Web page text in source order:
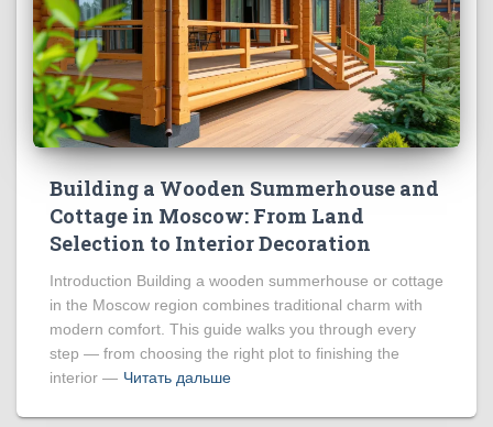
Building a Wooden Summerhouse and
Cottage in Moscow: From Land
Selection to Interior Decoration
Introduction Building a wooden summerhouse or cottage
in the Moscow region combines traditional charm with
modern comfort. This guide walks you through every
step — from choosing the right plot to finishing the
interior — Читать дальше